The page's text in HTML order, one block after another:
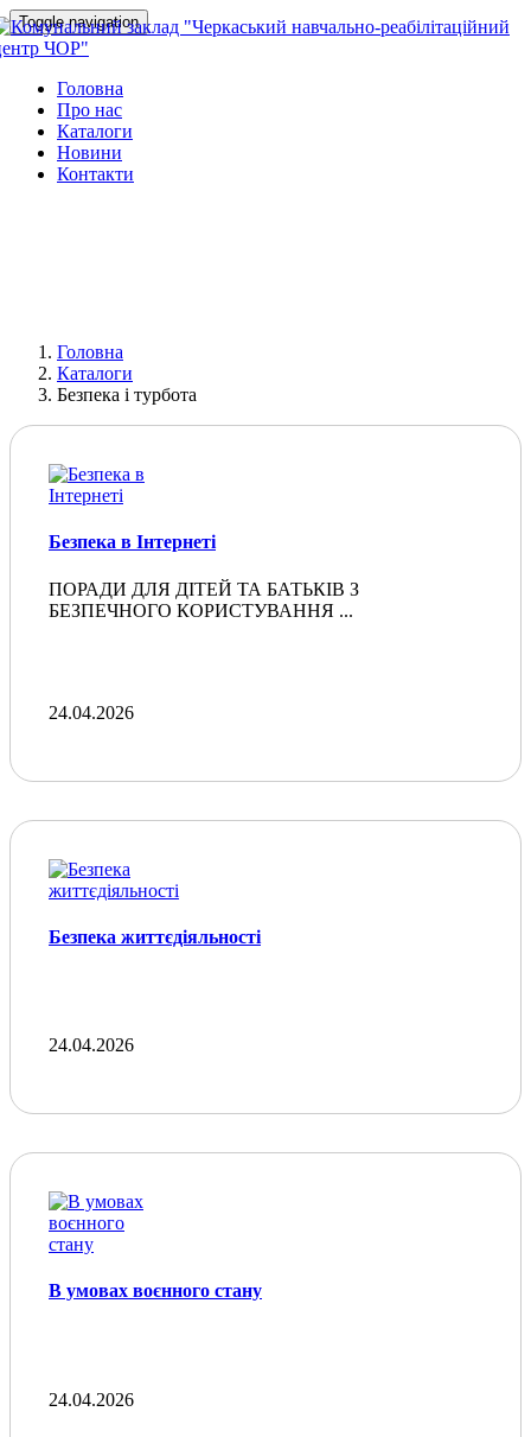
Toggle navigation
Головна
Про нас
Каталоги
Новини
Контакти
Головна
Каталоги
Безпека і турбота
Безпека в Інтернеті
ПОРАДИ ДЛЯ ДІТЕЙ ТА БАТЬКІВ З
БЕЗПЕЧНОГО КОРИСТУВАННЯ ...
24.04.2026
Безпека життєдіяльності
24.04.2026
В умовах воєнного стану
24.04.2026